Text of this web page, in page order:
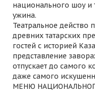
национального шоу и
ужина.
Театральное действо
древних татарских
гостей с историей
представление
отпускает до самого
даже самого
МЕНЮ